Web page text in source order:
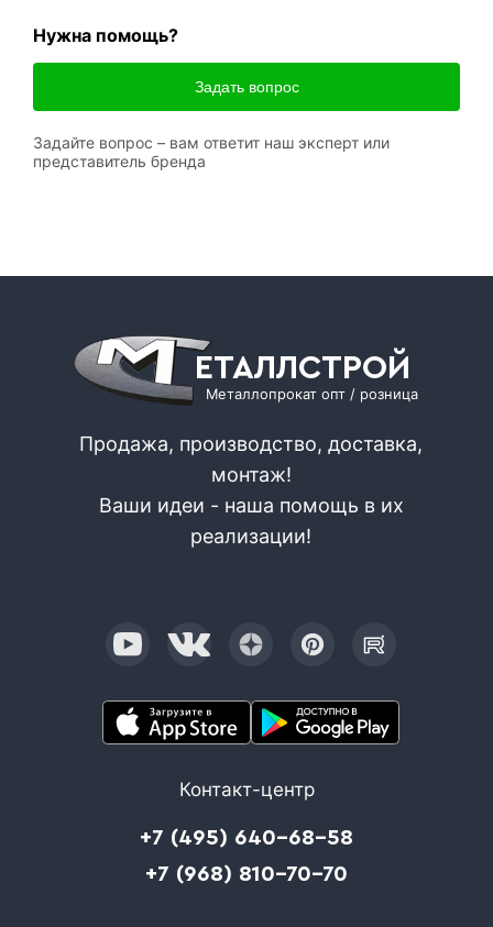
Нужна помощь?
Задать вопрос
Задайте вопрос – вам ответит наш эксперт или
представитель бренда
ЕТАЛЛСТРОЙ
Металлопрокат опт / розница
Продажа, производство, доставка,
монтаж!
Ваши идеи - наша помощь в их
реализации!
Контакт-центр
+7 (495) 640-68-58
+7 (968) 810-70-70